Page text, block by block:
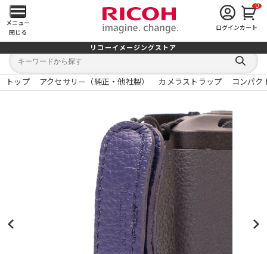
メ
イ
ン
メ
メニュー
閉じる
ログイン
0
カート
リコーイメージングストア
キ
ワ
ー
キ
ー
検
索
す
る
トップ アクセサリー（純正・他社製） カメラストラップ コンパク